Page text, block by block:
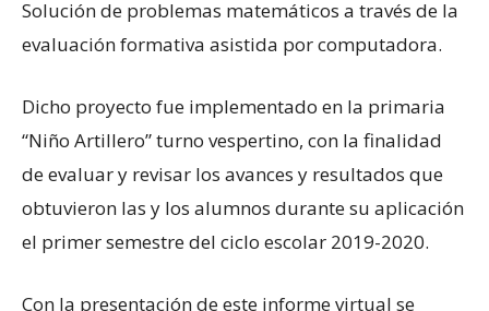
Solución de problemas matemáticos a través de la
evaluación formativa asistida por computadora.
Dicho proyecto fue implementado en la primaria
“Niño Artillero” turno vespertino, con la finalidad
de evaluar y revisar los avances y resultados que
obtuvieron las y los alumnos durante su aplicación
el primer semestre del ciclo escolar 2019-2020.
Con la presentación de este informe virtual se